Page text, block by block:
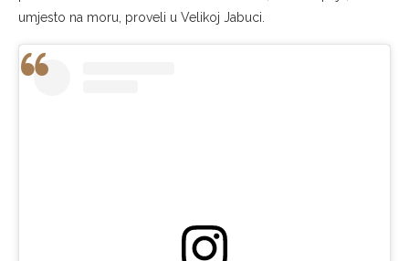
umjesto na moru, proveli u Velikoj Jabuci.